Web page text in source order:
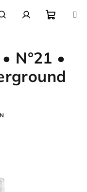
košík
N°21 •